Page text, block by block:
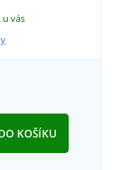
u vás
KOŠÍKU